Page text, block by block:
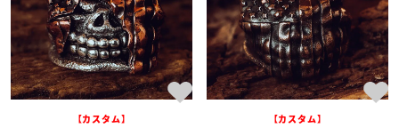
【カスタム】
【カスタム】